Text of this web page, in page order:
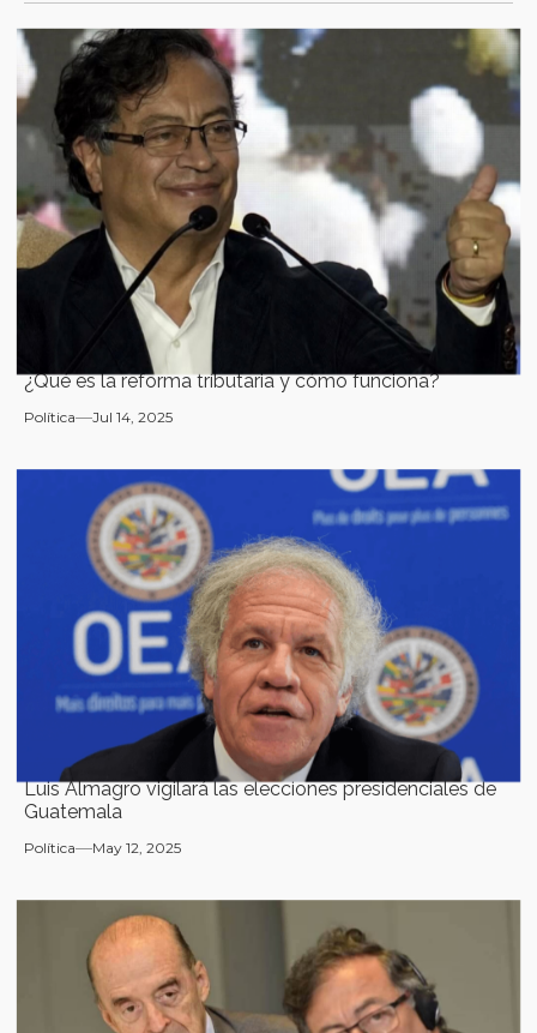
¿Qué es la reforma tributaria y cómo funciona?
Política Jul 14, 2025
Luis Almagro vigilará las elecciones presidenciales de
Guatemala
Política May 12, 2025